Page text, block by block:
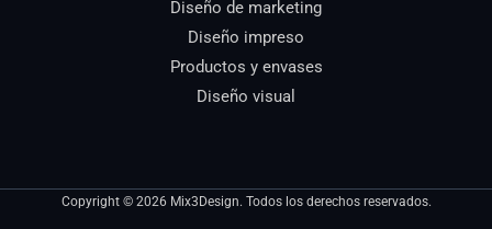
Diseño de marketing
Diseño impreso
Productos y envases
Diseño visual
Copyright © 2026 Mix3Design. Todos los derechos reservados.